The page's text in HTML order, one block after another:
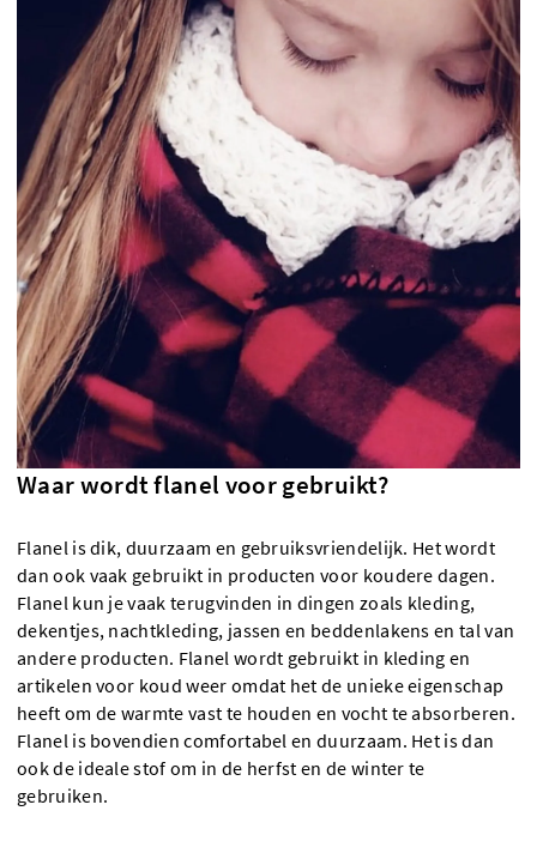
Waar wordt flanel voor gebruikt?
Flanel is dik, duurzaam en gebruiksvriendelijk. Het wordt
dan ook vaak gebruikt in producten voor koudere dagen.
Flanel kun je vaak terugvinden in dingen zoals kleding,
dekentjes, nachtkleding, jassen en beddenlakens en tal van
andere producten. Flanel wordt gebruikt in kleding en
artikelen voor koud weer omdat het de unieke eigenschap
heeft om de warmte vast te houden en vocht te absorberen.
Flanel is bovendien comfortabel en duurzaam. Het is dan
ook de ideale stof om in de herfst en de winter te
gebruiken.